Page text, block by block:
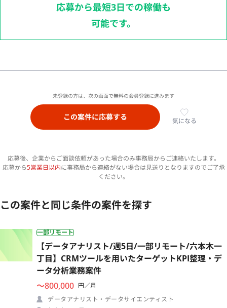
応募から最短3日での稼働も
可能です。
未登録の方は、次の画面で無料の会員登録に進みます
この案件に応募する 気になる
応募後、企業からご面談依頼があった場合のみ事務局からご連絡いたします。
応募から5営業日以内に事務局から連絡がない場合は見送りとなりますのでご了承
ください。
この案件と同じ条件の案件を探す
一部リモート
【データアナリスト/週5日/一部リモート/六本木一
丁目】CRMツールを用いたターゲットKPI整理・デ
ータ分析業務案件
〜800,000 円／月
データアナリスト・データサイエンティスト